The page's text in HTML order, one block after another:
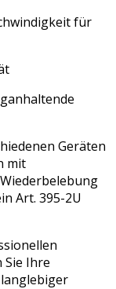
für
Geräten
mit
Art. 395-2U
Ihre